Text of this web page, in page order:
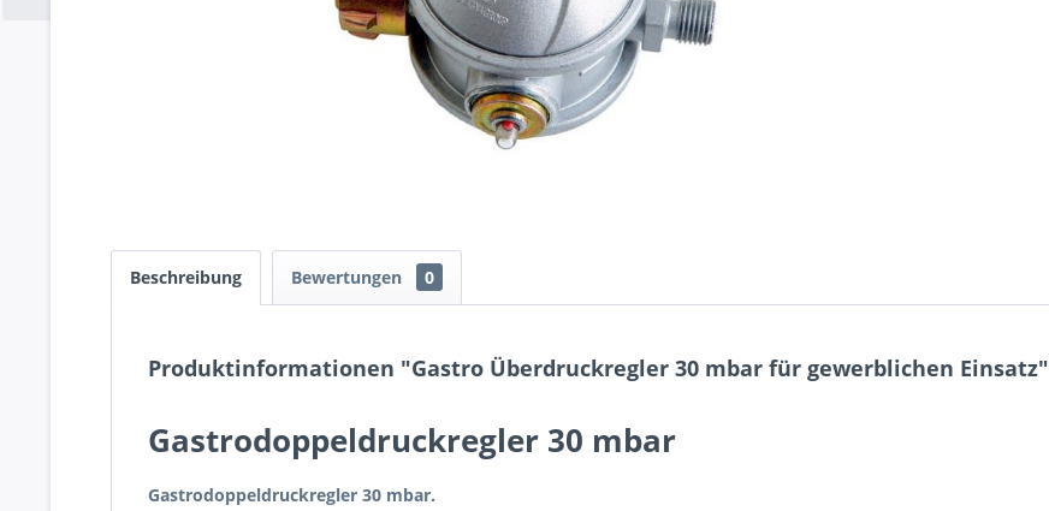
Beschreibung Bewertungen 0
Produktinformationen "Gastro Überdruckregler 30 mbar für gewerblichen Einsatz"
Gastrodoppeldruckregler 30 mbar
Gastrodoppeldruckregler 30 mbar.